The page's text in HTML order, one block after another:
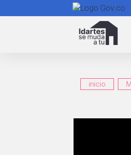
inicio